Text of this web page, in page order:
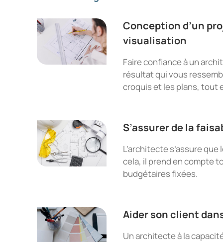
Conception d’un
visualisation
Faire confiance à un
résultat qui vous
croquis et les plans, tout
S’assurer de la
L’architecte s’assure
cela, il prend en compte
budgétaires fixées.
Aider son client
Un architecte à la